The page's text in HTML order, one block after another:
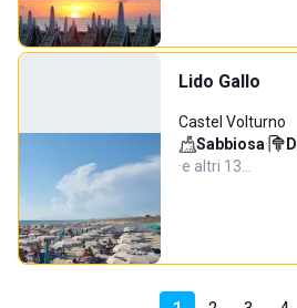
Lido Gallo
Castel Volturno
Sabbiosa·
·e altri 13…